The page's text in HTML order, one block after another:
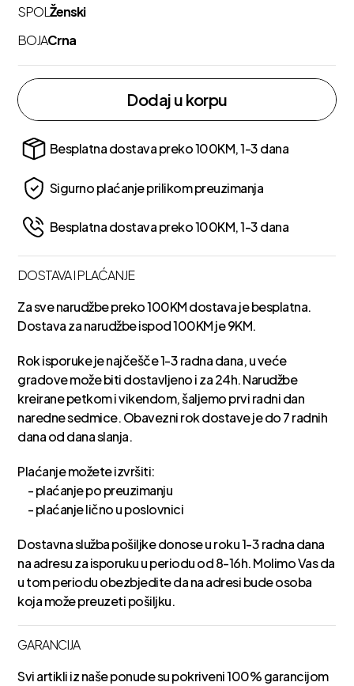
SPOLŽenski
BOJACrna
Dodaj u korpu
Besplatna dostava preko 100KM, 1-3 dana
Sigurno plaćanje prilikom preuzimanja
Besplatna dostava preko 100KM, 1-3 dana
DOSTAVA I PLAĆANJE
Za sve narudžbe preko 100KM dostava je besplatna.
Dostava za narudžbe ispod 100KM je 9KM.
Rok isporuke je najčešče 1-3 radna dana, u veće
gradove može biti dostavljeno i za 24h. Narudžbe
kreirane petkom i vikendom, šaljemo prvi radni dan
naredne sedmice. Obavezni rok dostave je do 7 radnih
dana od dana slanja.
Plaćanje možete izvršiti:
- plaćanje po preuzimanju
- plaćanje lično u poslovnici
Dostavna služba pošiljke donose u roku 1-3 radna dana
na adresu za isporuku u periodu od 8-16h. Molimo Vas da
u tom periodu obezbjedite da na adresi bude osoba
koja može preuzeti pošiljku.
GARANCIJA
Svi artikli iz naše ponude su pokriveni 100% garancijom